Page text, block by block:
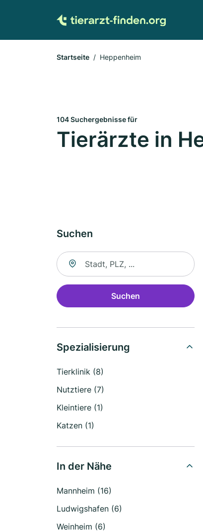
Startseite Heppenheim
104 Suchergebnisse für
Tierärzte in
Suchen
Suche nach Ort
Suchen
Spezialisierung
Tierklinik (8)
Nutztiere (7)
Kleintiere (1)
Katzen (1)
In der Nähe
Mannheim (16)
Ludwigshafen (6)
Weinheim (6)